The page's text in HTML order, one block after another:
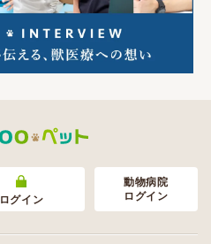
ログイン
動物病院
ログイン